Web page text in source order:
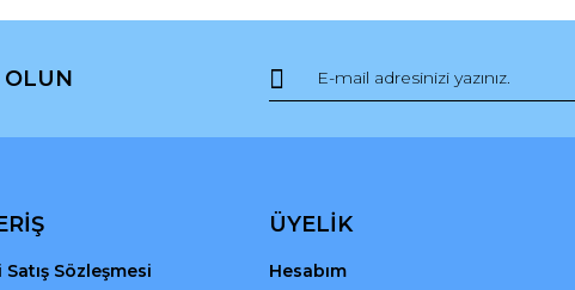
Yorum Yaz
OLUN
Sözleşmesi
ÜYELİK
Hesabım